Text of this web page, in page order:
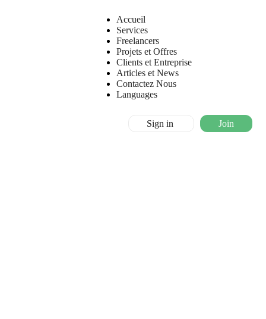
Accueil
Services
Freelancers
Projets et Offres
Clients et Entreprise
Articles et News
Contactez Nous
Languages
Sign in Join